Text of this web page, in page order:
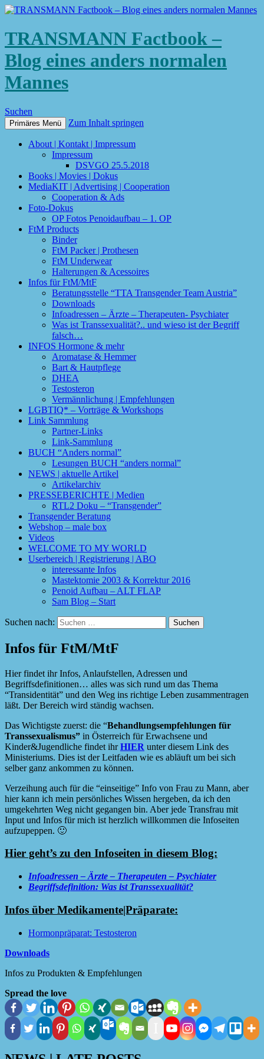
TRANSMANN Factbook –
Blog eines anders normalen
Mannes
Suchen
Primäres Menü Zum Inhalt springen
About | Kontakt | Impressum
Impressum
DSVGO 25.5.2018
Books | Movies | Dokus
MediaKIT | Advertising | Cooperation
Cooperation & Ads
Foto-Dokus
OP Fotos Penoidaufbau – 1. OP
FtM Products
Binder
FtM Packer | Prothesen
FtM Underwear
Halterungen & Acessoires
Infos für FtM/MtF
Beratungsstelle “TTA Transgender Team Austria”
Downloads
Infoadressen – Ärzte – Therapeuten- Psychiater
Was ist Transsexualität?.. und wieso ist der Begriff
falsch…
INFOS Hormone & mehr
Aromatase & Hemmer
Bart & Hautpflege
DHEA
Testosteron
Vermännlichung | Empfehlungen
LGBTIQ* – Vorträge & Workshops
Link Sammlung
Partner-Links
Link-Sammlung
BUCH “Anders normal”
Lesungen BUCH “anders normal”
NEWS | aktuelle Artikel
Artikelarchiv
PRESSEBERICHTE | Medien
RTL2 Doku – “Transgender”
Transgender Beratung
Webshop – male box
Videos
WELCOME TO MY WORLD
Userbereich | Registrierung | ABO
interessante Infos
Mastektomie 2003 & Korrektur 2016
Penoid Aufbau – ALT FLAP
Sam Blog – Start
Suchen nach:
Infos für FtM/MtF
Hier findet ihr Infos, Anlaufstellen, Adressen und
Begriffsdefinitionen… alles was sich rund um das Thema
“Transidentität” und den Weg ins richtige Leben zusammentragen
läßt. Der Bereich wird ständig wachsen.
Das Wichtigste zuerst: die “Behandlungsempfehlungen für
Transsexualismus” in Österreich für Erwachsene und
Kinder&Jugendliche findet ihrHIER unter diesem Link des
Ministeriums. Dies ist der Leitfaden wie es abläuft um bei sich
selber ganz ankommen zu können.
Verzeihung auch für die “einseitige” Info von Frau zu Mann, aber
hier kann ich mein persönliches Wissen hergeben, da ich den
umgekehrten Weg nicht gegangen bin. Aber jede Transfrau mit
Input und Infos für mich ist herzlich willkommen die Infoseiten
aufzupeppen. 🙂
Hier geht’s zu den Infoseiten in diesem Blog:
Infoadressen – Ärzte – Therapeuten – Psychiater
Begriffsdefinition: Was ist Transsexualität?
Infos über Medikamente|Präparate:
Hormonpräparat: Testosteron
Downloads
Infos zu Produkten & Empfehlungen
Spread the love